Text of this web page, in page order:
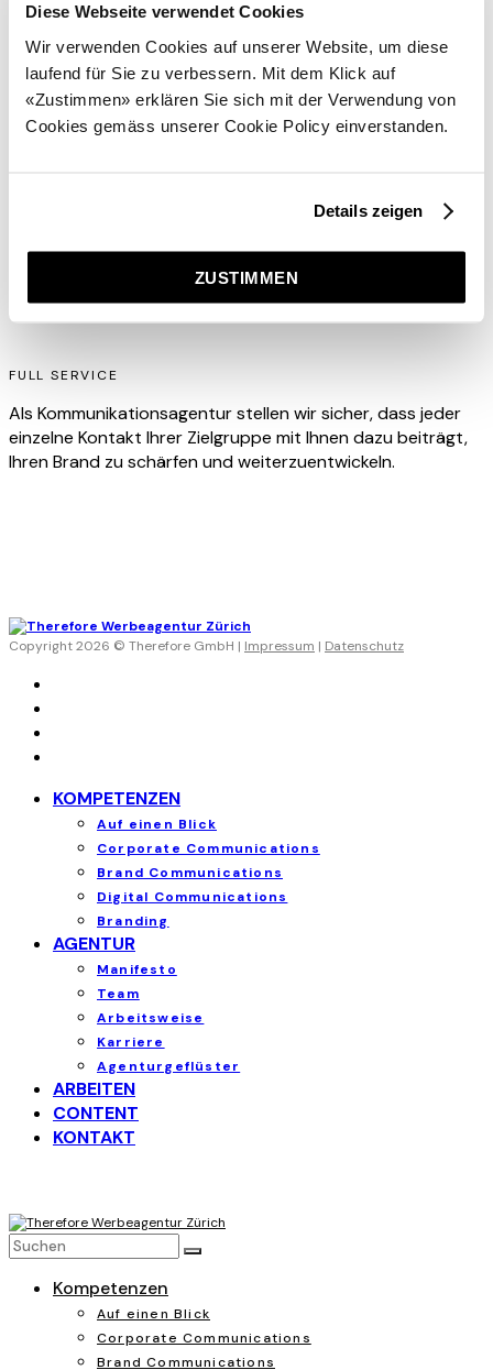
Diese Webseite verwendet Cookies
Wir verwenden Cookies auf unserer Website, um diese
laufend für Sie zu verbessern. Mit dem Klick auf
«Zustimmen» erklären Sie sich mit der Verwendung von
Cookies gemäss unserer Cookie Policy einverstanden.
Details zeigen
ZUSTIMMEN
Therefore GmbH
FULL SERVICE
Als Kommunikationsagentur stellen wir sicher, dass jeder
einzelne Kontakt Ihrer Zielgruppe mit Ihnen dazu beiträgt,
Ihren Brand zu schärfen und weiterzuentwickeln.
Copyright 2026 © Therefore GmbH | Impressum | Datenschutz
KOMPETENZEN
Auf einen Blick
Corporate Communications
Brand Communications
Digital Communications
Branding
AGENTUR
Manifesto
Team
Arbeitsweise
Karriere
Agenturgeflüster
ARBEITEN
CONTENT
KONTAKT
Kompetenzen
Auf einen Blick
Corporate Communications
Brand Communications